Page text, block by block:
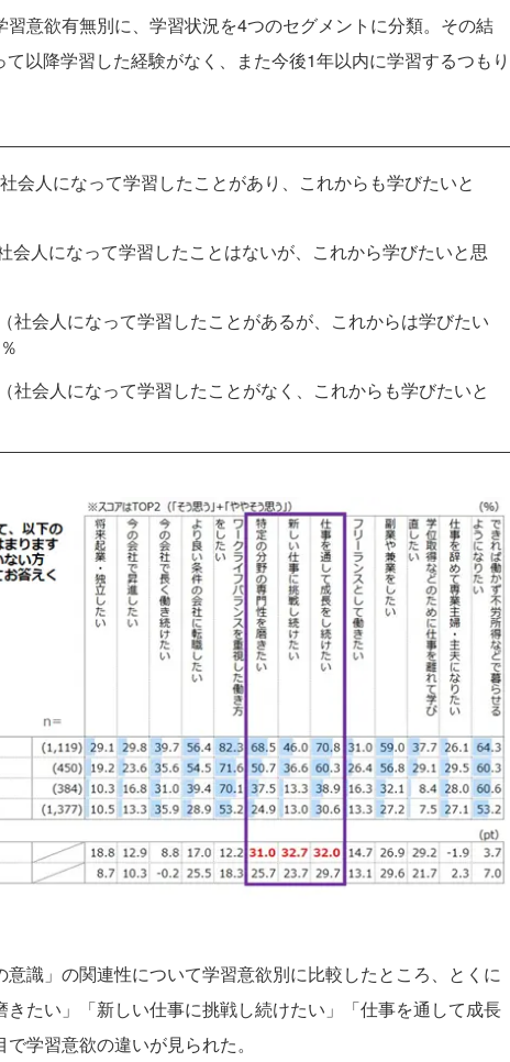
意欲有無別に、学習状況を4つのセグメントに分類。その結
以降学習した経験がなく、また今後1年以内に学習するつもり
会人になって学習したことがあり、これからも学びたいと
会人になって学習したことはないが、これから学びたいと思
社会人になって学習したことがあるが、これからは学びたい
社会人になって学習したことがなく、これからも学びたいと
意識」の関連性について学習意欲別に比較したところ、とくに
きたい」「新しい仕事に挑戦し続けたい」「仕事を通して成長
学習意欲の違いが見られた。